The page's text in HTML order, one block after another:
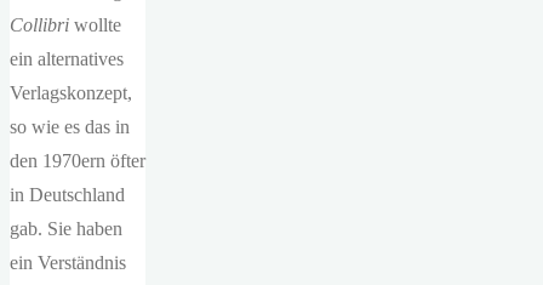
Collibri wollte
ein alternatives
Verlagskonzept,
so wie es das in
den 1970ern öfter
in Deutschland
gab. Sie haben
ein Verständnis